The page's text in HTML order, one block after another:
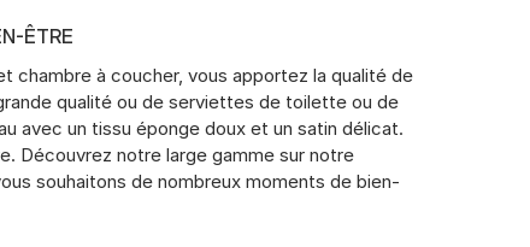
ÊTRE
chambre à coucher, vous apportez la qualité de
qualité ou de serviettes de toilette ou de
avec un tissu éponge doux et un satin délicat.
Découvrez notre large gamme sur notre
souhaitons de nombreux moments de bien-